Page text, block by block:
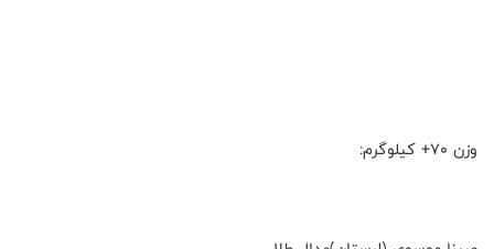
وزن ۷۰+ کیلوگرم: